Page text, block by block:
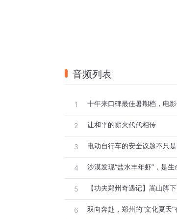
80年前，不同信仰、制度的国
80年后，当我们再次纪念这一
遍安全的光明未来进发。
音频列表
1 十年来口碑最佳暑期档，电
2 让和平的薪火代代相传
3 电动自行车的安全议题不只
4 沙漠发现“盐水丰年虾”，是
5 【功夫郑州奇遇记】嵩山脚
6 双向奔赴，郑州的“文化夏天”